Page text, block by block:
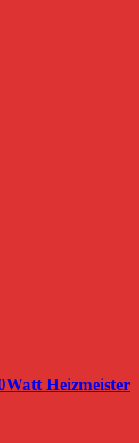
Heizmeister